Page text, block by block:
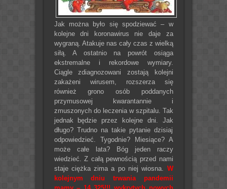
Jak można było się spodziewać – w
kolejne dni koronawirus nie daje za
wygraną. Atakuje nas cały czas z wielką
siłą. A ostatnio na powrót osiąga
ekstremalne i rekordowe wymiary.
Ciągle zdiagnozowani zostają kolejni
zakażeni wirusem, rozszerza się
również grono osób poddanych
przymusowej kwarantannie i
zmuszonych do leczenia w szpitalu. Tak
jednak będzie przez kolejne dni. Jak
długo? Trudno na takie pytanie dzisiaj
odpowiedzieć. Tygodnie? Miesiące? A
może całe lata? Bóg jeden raczy
wiedzieć. Z całą pewnością przed nami
staje ciężka zima a po niej wiosna. W
kolejnym dniu trwania pandemii